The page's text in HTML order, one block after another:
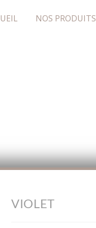
NOS PRODUITS
VIOLET